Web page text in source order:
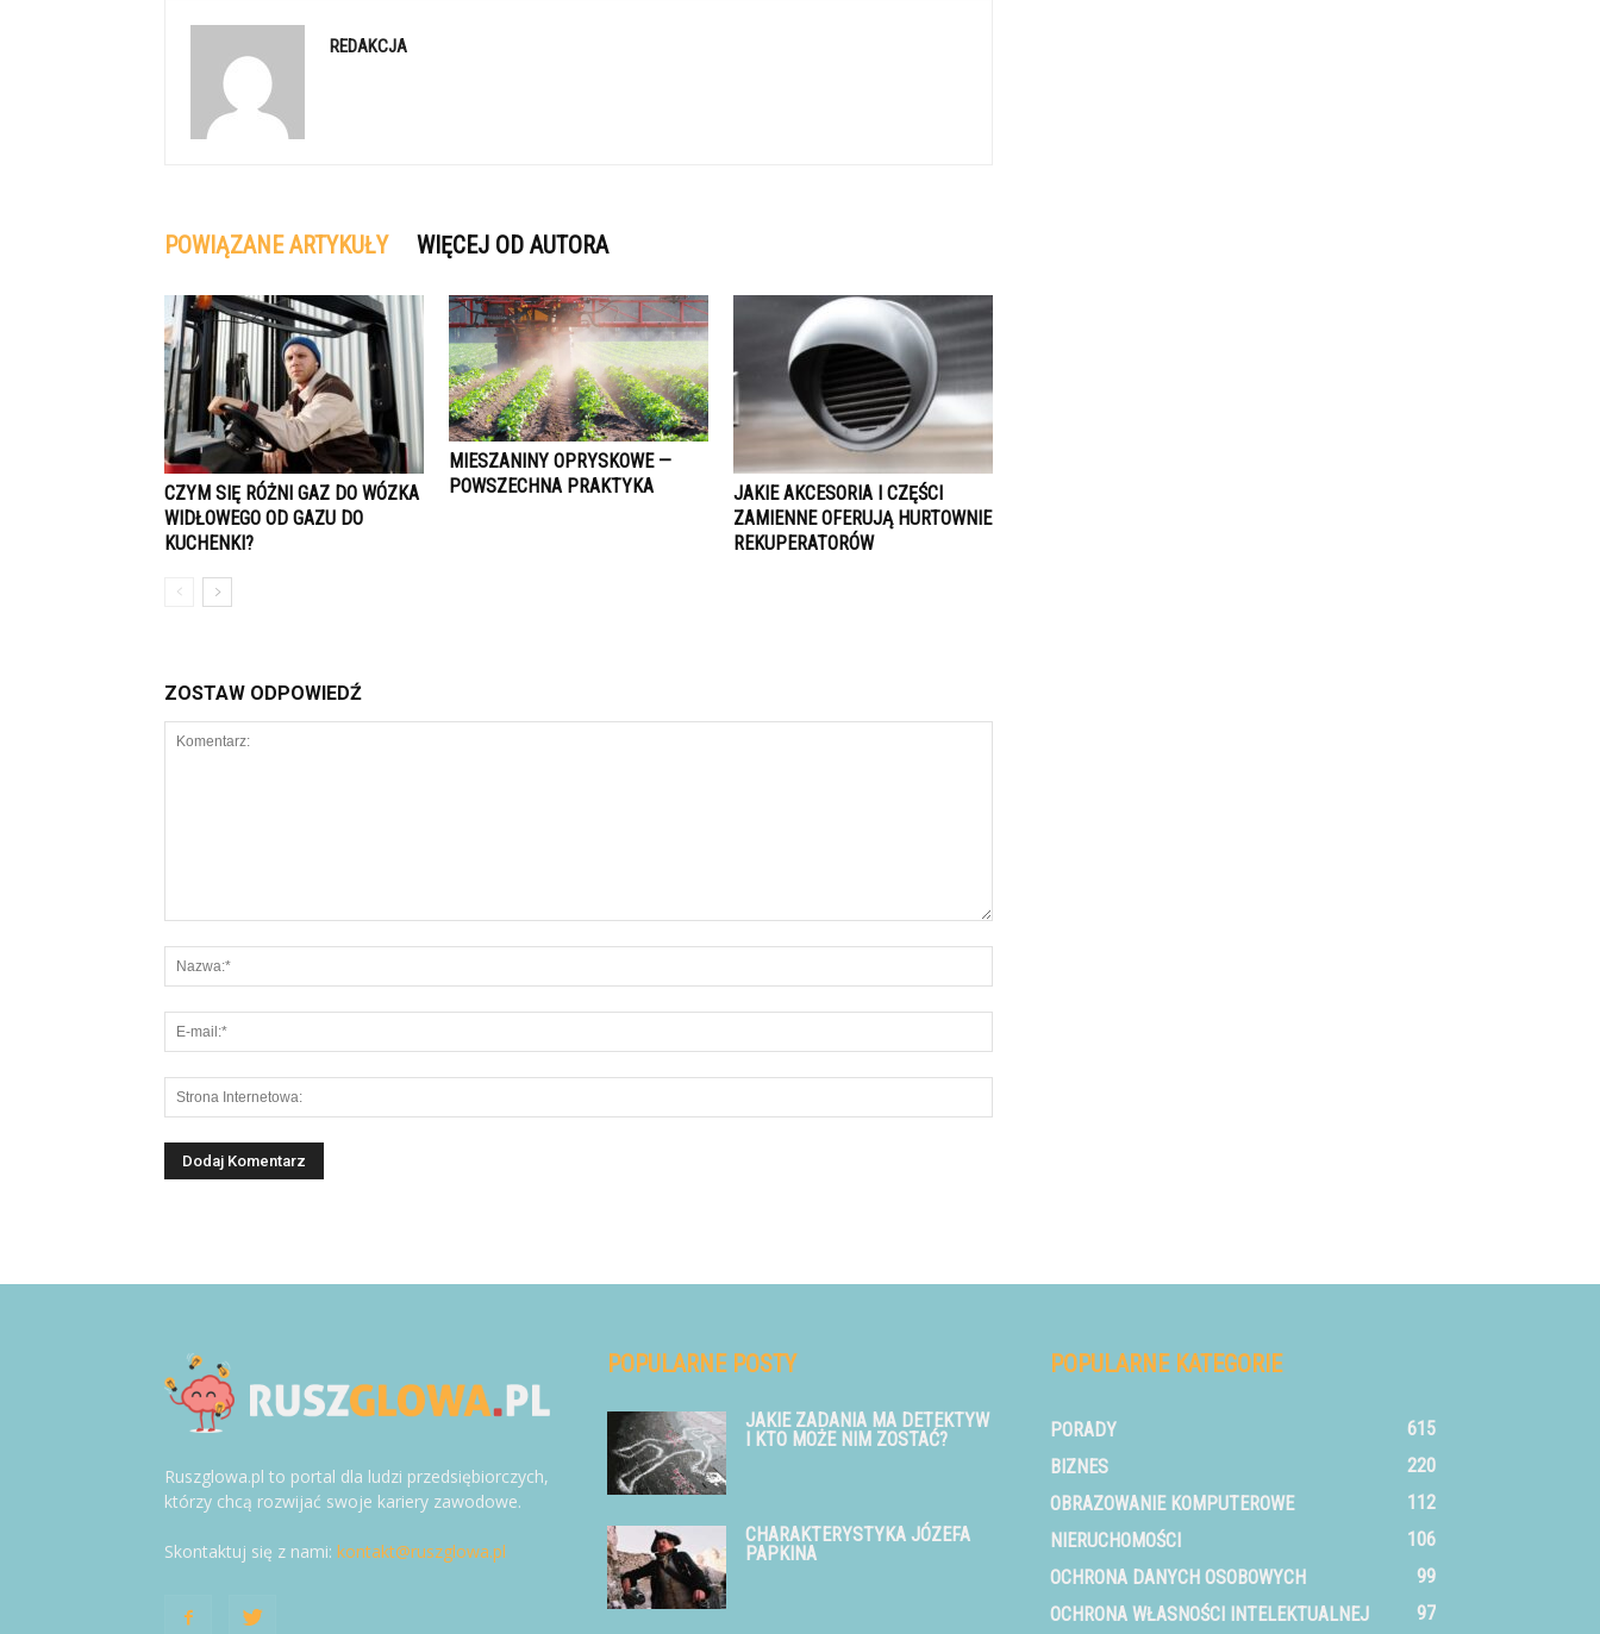
REDAKCJA
POWIĄZANE ARTYKUŁY WIĘCEJ OD AUTORA
CZYM SIĘ RÓŻNI GAZ DO WÓZKA
WIDŁOWEGO OD GAZU DO
KUCHENKI?
MIESZANINY OPRYSKOWE —
POWSZECHNA PRAKTYKA
JAKIE AKCESORIA I CZĘŚCI
ZAMIENNE OFERUJĄ HURTOWNIE
REKUPERATORÓW
ZOSTAW ODPOWIEDŹ
Ruszglowa.pl to portal dla ludzi przedsiębiorczych,
którzy chcą rozwijać swoje kariery zawodowe.
Skontaktuj się z nami: kontakt@ruszglowa.pl
POPULARNE POSTY
JAKIE ZADANIA MA DETEKTYW
I KTO MOŻE NIM ZOSTAĆ?
CHARAKTERYSTYKA JÓZEFA
PAPKINA
POPULARNE KATEGORIE
PORADY
615
BIZNES
220
OBRAZOWANIE KOMPUTEROWE
112
NIERUCHOMOŚCI
106
OCHRONA DANYCH OSOBOWYCH
99
OCHRONA WŁASNOŚCI INTELEKTUALNEJ
97